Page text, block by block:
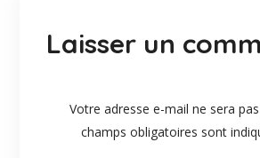
Laisser un
Votre adresse e-mail ne sera
champs obligatoires sont